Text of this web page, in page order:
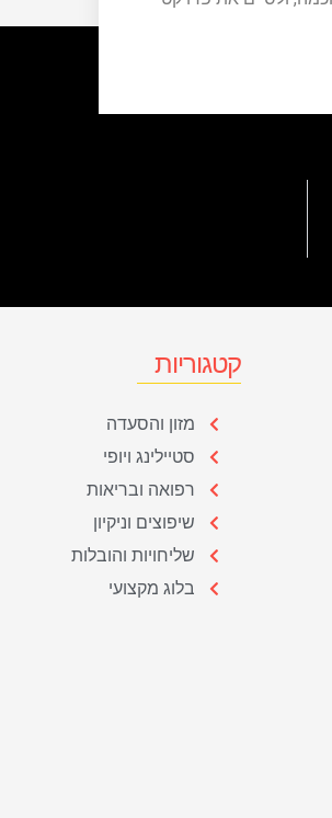
קטגוריות
מזון והסעדה
סטיילינג ויופי
רפואה ובריאות
שיפוצים וניקיון
שליחויות והובלות
בלוג מקצועי